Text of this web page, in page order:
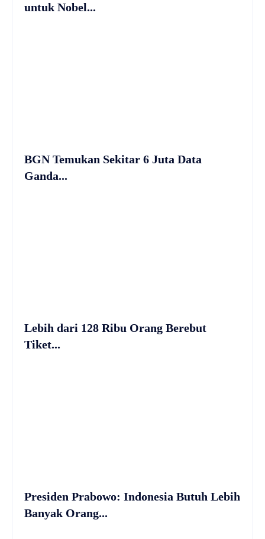
untuk Nobel...
BGN Temukan Sekitar 6 Juta Data
Ganda...
Lebih dari 128 Ribu Orang Berebut
Tiket...
Presiden Prabowo: Indonesia Butuh Lebih
Banyak Orang...